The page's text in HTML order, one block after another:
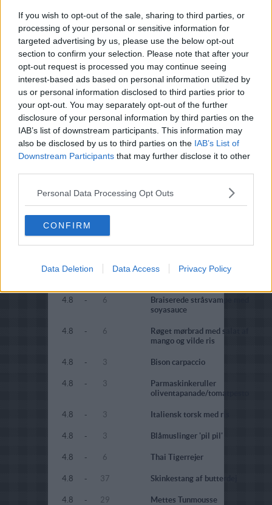
If you wish to opt-out of the sale, sharing to third parties, or
processing of your personal or sensitive information for
targeted advertising by us, please use the below opt-out
section to confirm your selection. Please note that after your
opt-out request is processed you may continue seeing
interest-based ads based on personal information utilized by
us or personal information disclosed to third parties prior to
your opt-out. You may separately opt-out of the further
disclosure of your personal information by third parties on the
IAB’s list of downstream participants. This information may
also be disclosed by us to third parties on the IAB’s List of
Downstream Participants that may further disclose it to other
Personal Data Processing Opt Outs
CONFIRM
Data Deletion Data Access Privacy Policy
4.9 - 6
Havtaskekæbe og
kammusling med sprød
panchetta
4.9 - 17 Shopska Salad
4.9 - Nem pastaret
4.9 - 5 Aubergine purre Bulgarsk
4.9 - 15 Karinas italienske forret
4.9 Let - Tzazitiki
4.9 - 8 Queso fundido
hos Finn Nielsen
4.9 - 4
4.9 - 38 Dybstegte kammuslinger
4.9 -
Jordskoksuppe med
4.8 - 6
Braiserede stråsvampe med
soyasauce
4.8 - 6
Røget mørbrad med salat af
mango og vilde ris
4.8 - 3 Bison carpaccio
4.8 - 3
Parmaskinkeruller
oliventapanade/tomatpesto
4.8 - 3 Italiensk torsk med ris
4.8 - 3 Blåmuslinger 'pil pil'
4.8 - 6 Thai Tigerrejer
4.8 - 37 Skinkestang af butterdej
4.8 - 29 Mettes Tunmousse